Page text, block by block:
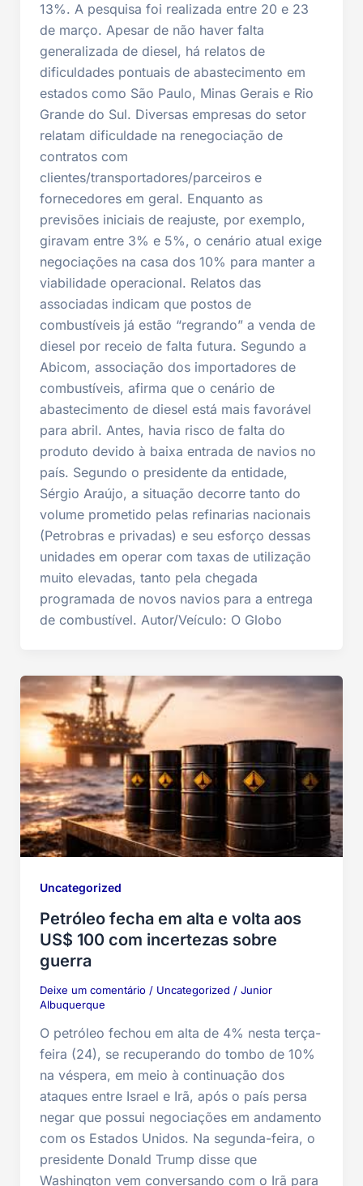
13%. A pesquisa foi realizada entre 20 e 23
de março. Apesar de não haver falta
generalizada de diesel, há relatos de
dificuldades pontuais de abastecimento em
estados como São Paulo, Minas Gerais e Rio
Grande do Sul. Diversas empresas do setor
relatam dificuldade na renegociação de
contratos com
clientes/transportadores/parceiros e
fornecedores em geral. Enquanto as
previsões iniciais de reajuste, por exemplo,
giravam entre 3% e 5%, o cenário atual exige
negociações na casa dos 10% para manter a
viabilidade operacional. Relatos das
associadas indicam que postos de
combustíveis já estão “regrando” a venda de
diesel por receio de falta futura. Segundo a
Abicom, associação dos importadores de
combustíveis, afirma que o cenário de
abastecimento de diesel está mais favorável
para abril. Antes, havia risco de falta do
produto devido à baixa entrada de navios no
país. Segundo o presidente da entidade,
Sérgio Araújo, a situação decorre tanto do
volume prometido pelas refinarias nacionais
(Petrobras e privadas) e seu esforço dessas
unidades em operar com taxas de utilização
muito elevadas, tanto pela chegada
programada de novos navios para a entrega
de combustível. Autor/Veículo: O Globo
Uncategorized
Petróleo fecha em alta e volta aos
US$ 100 com incertezas sobre
guerra
Deixe um comentário / Uncategorized / Junior
Albuquerque
O petróleo fechou em alta de 4% nesta terça-
feira (24), se recuperando do tombo de 10%
na véspera, em meio à continuação dos
ataques entre Israel e Irã, após o país persa
negar que possui negociações em andamento
com os Estados Unidos. Na segunda-feira, o
presidente Donald Trump disse que
Washington vem conversando com o Irã para